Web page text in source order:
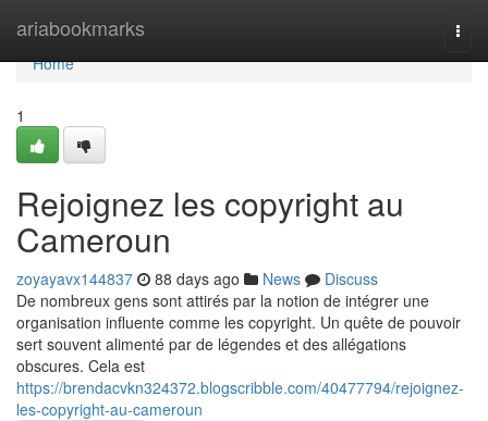
ariabookmarks
Home
Home
1
Rejoignez les copyright au
Cameroun
zoyayavx144837 88 days ago News
Discuss
De nombreux gens sont attirés par la notion de intégrer une
organisation influente comme les copyright. Un quête de pouvoir
sert souvent alimenté par de légendes et des allégations
obscures. Cela est
https://brendacvkn324372.blogscribble.com/40477794/rejoignez-
les-copyright-au-cameroun